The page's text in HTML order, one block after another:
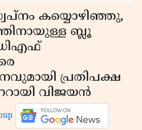
കയ്യൊഴിഞ്ഞു,
ബ്ലൂ
പ്രതിപക്ഷ
വിജയൻ